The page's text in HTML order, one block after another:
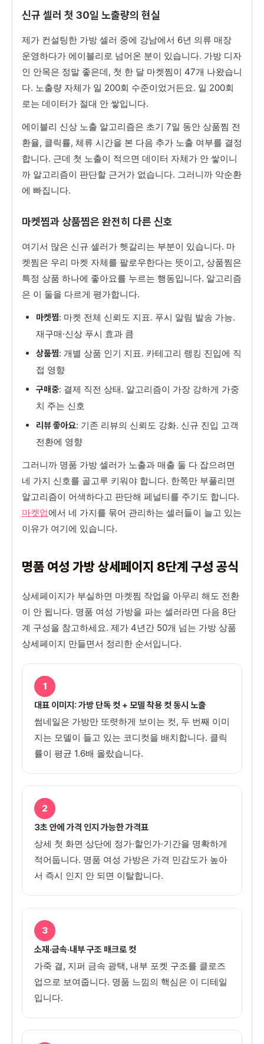
신규 셀러 첫 30일 노출량의 현실
제가 컨설팅한 가방 셀러 중에 강남에서 6년 의류 매장
운영하다가 에이블리로 넘어온 분이 있습니다. 가방 디자
인 안목은 정말 좋은데, 첫 한 달 마켓찜이 47개 나왔습니
다. 노출량 자체가 일 200회 수준이었거든요. 일 200회
로는 데이터가 절대 안 쌓입니다.
에이블리 신상 노출 알고리즘은 초기 7일 동안 상품찜 전
환율, 클릭률, 체류 시간을 본 다음 추가 노출 여부를 결정
합니다. 근데 첫 노출이 적으면 데이터 자체가 안 쌓이니
까 알고리즘이 판단할 근거가 없습니다. 그러니까 악순환
에 빠집니다.
마켓찜과 상품찜은 완전히 다른 신호
여기서 많은 신규 셀러가 헷갈리는 부분이 있습니다. 마
켓찜은 우리 마켓 자체를 팔로우한다는 뜻이고, 상품찜은
특정 상품 하나에 좋아요를 누르는 행동입니다. 알고리즘
은 이 둘을 다르게 평가합니다.
마켓찜: 마켓 전체 신뢰도 지표. 푸시 알림 발송 가능.
재구매·신상 푸시 효과 큼
상품찜: 개별 상품 인기 지표. 카테고리 랭킹 진입에 직
접 영향
구매중: 결제 직전 상태. 알고리즘이 가장 강하게 가중
치 주는 신호
리뷰 좋아요: 기존 리뷰의 신뢰도 강화. 신규 진입 고객
전환에 영향
그러니까 명품 가방 셀러가 노출과 매출 둘 다 잡으려면
네 가지 신호를 골고루 키워야 합니다. 한쪽만 부풀리면
알고리즘이 어색하다고 판단해 페널티를 주기도 합니다.
마켓업에서 네 가지를 묶어 관리하는 셀러들이 늘고 있는
이유가 여기에 있습니다.
명품 여성 가방 상세페이지 8단계 구성 공식
상세페이지가 부실하면 마켓찜 작업을 아무리 해도 전환
이 안 됩니다. 명품 여성 가방을 파는 셀러라면 다음 8단
계 구성을 참고하세요. 제가 4년간 50개 넘는 가방 상품
상세페이지 만들면서 정리한 순서입니다.
1
대표 이미지: 가방 단독 컷 + 모델 착용 컷 동시 노출
썸네일은 가방만 또렷하게 보이는 컷, 두 번째 이미
지는 모델이 들고 있는 코디컷을 배치합니다. 클릭
률이 평균 1.6배 올랐습니다.
2
3초 안에 가격 인지 가능한 가격표
상세 첫 화면 상단에 정가·할인가·기간을 명확하게
적어둡니다. 명품 여성 가방은 가격 민감도가 높아
서 즉시 인지 안 되면 이탈합니다.
3
소재·금속·내부 구조 매크로 컷
가죽 결, 지퍼 금속 광택, 내부 포켓 구조를 클로즈
업으로 보여줍니다. 명품 느낌의 핵심은 이 디테일
입니다.